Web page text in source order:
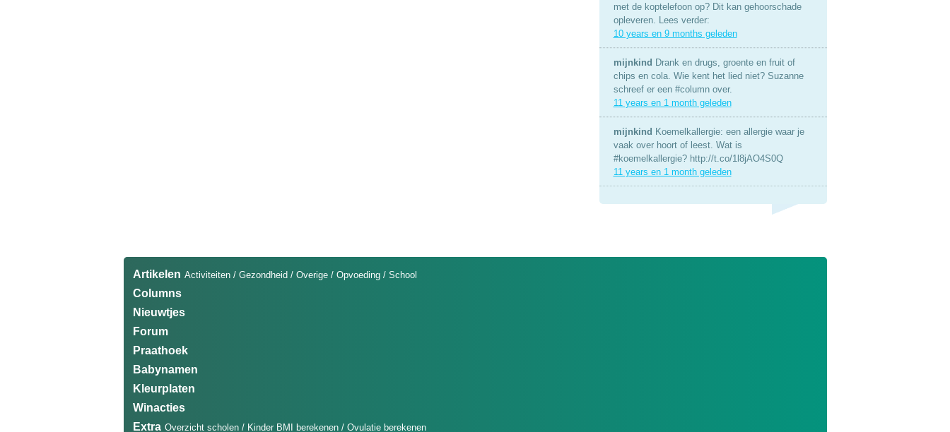
met de koptelefoon op? Dit kan gehoorschade
opleveren. Lees verder:
10 years en 9 months geleden
mijnkind Drank en drugs, groente en fruit of
chips en cola. Wie kent het lied niet? Suzanne
schreef er een #column over.
11 years en 1 month geleden
mijnkind Koemelkallergie: een allergie waar je
vaak over hoort of leest. Wat is
#koemelkallergie? http://t.co/1l8jAO4S0Q
11 years en 1 month geleden
Artikelen Activiteiten/ Gezondheid/ Overige/ Opvoeding/ School
Columns
Nieuwtjes
Forum
Praathoek
Babynamen
Kleurplaten
Winacties
Extra Overzicht scholen/ Kinder BMI berekenen/ Ovulatie berekenen